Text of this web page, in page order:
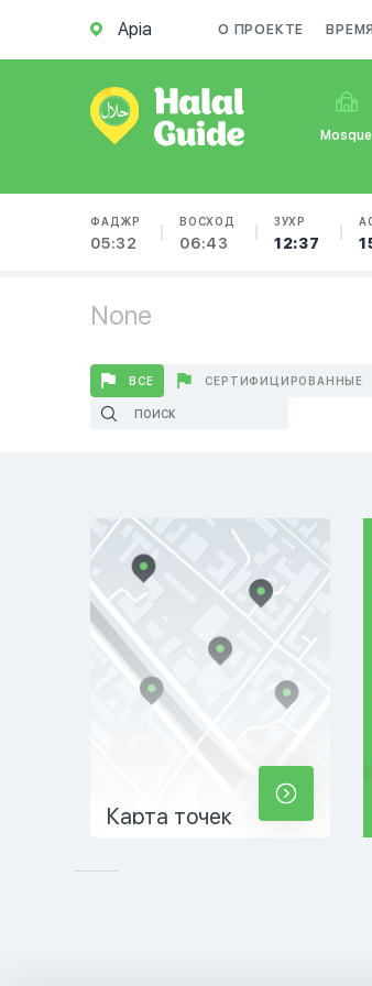
Apia О ПРОЕКТЕ
Mosque
ФАДЖР
05:32
ВОСХОД
06:43
ЗУХР
12:37
None
ВСЕ СЕРТИФИЦИРОВАННЫЕ
Карта точек